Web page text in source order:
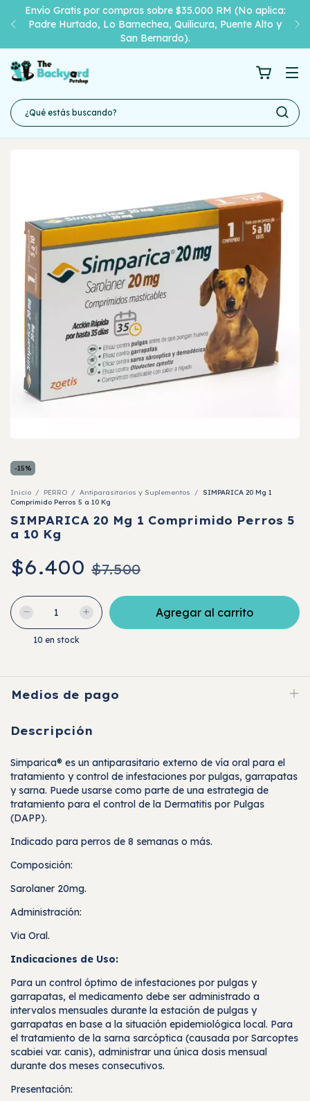
Envío Gratis por compras sobre $35.000 RM (No aplica:
Padre Hurtado, Lo Barnechea, Quilicura, Puente Alto y
San Bernardo).
-15%
Inicio / PERRO / Antiparasitarios y Suplementos / SIMPARICA 20 Mg 1
Comprimido Perros 5 a 10 Kg
SIMPARICA 20 Mg 1 Comprimido Perros 5
a 10 Kg
$6.400 $7.500
10 en stock
Medios de pago
Descripción
Simparica® es un antiparasitario externo de vía oral para el
tratamiento y control de infestaciones por pulgas, garrapatas
y sarna. Puede usarse como parte de una estrategia de
tratamiento para el control de la Dermatitis por Pulgas
(DAPP).
Indicado para perros de 8 semanas o más.
Composición:
Sarolaner 20mg.
Administración:
Via Oral.
Indicaciones de Uso:
Para un control óptimo de infestaciones por pulgas y
garrapatas, el medicamento debe ser administrado a
intervalos mensuales durante la estación de pulgas y
garrapatas en base a la situación epidemiológica local. Para
el tratamiento de la sarna sarcóptica (causada por Sarcoptes
scabiei var. canis), administrar una única dosis mensual
durante dos meses consecutivos.
Presentación: